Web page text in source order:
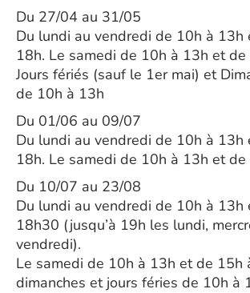
Du 27/04 au 31/05
Du lundi au vendredi de 10h à 13h
18h. Le samedi de 10h à 13h et
Jours fériés (sauf le 1er mai) et
de 10h à 13h
Du 01/06 au 09/07
Du lundi au vendredi de 10h à 13h
18h. Le samedi de 10h à 13h et
Du 10/07 au 23/08
Du lundi au vendredi de 10h à 13h
18h30 (jusqu’à 19h les lundi,
vendredi).
Le samedi de 10h à 13h et de 15h
dimanches et jours féries de 10h à